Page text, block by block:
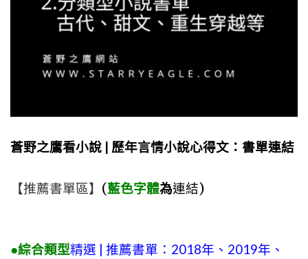
蒼野之鷹看小說 | 歷年言情小說心得文：書單連結
【推薦書單區】 (藍色字體為連結)
●綜合類型精選 | 推薦書單：2018年、2019年、